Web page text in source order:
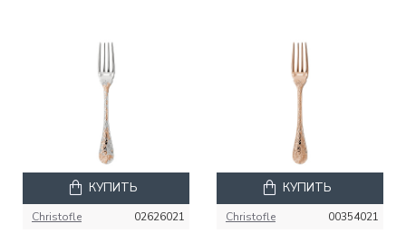
Christofle 02626021
КУПИТЬ
Christofle 00354021
КУПИТЬ